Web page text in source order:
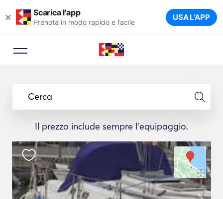
× Scarica l'app
Prenota in modo rapido e facile USA L'APP
Cerca
Il prezzo include sempre l'equipaggio.